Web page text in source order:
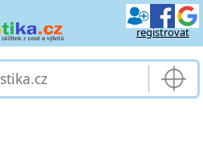
registrovat